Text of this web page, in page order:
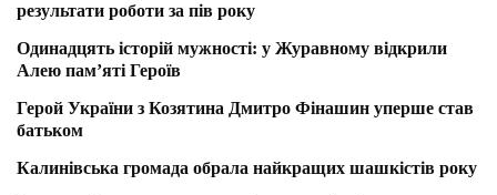
результати роботи за пів року
Одинадцять історій мужності: у Журавному відкрили
Алею пам’яті Героїв
Герой України з Козятина Дмитро Фінашин уперше став
батьком
Калинівська громада обрала найкращих шашкістів року